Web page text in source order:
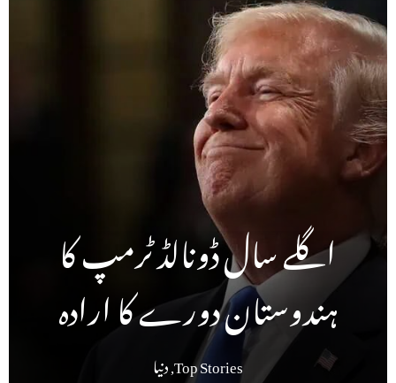
اگلے سال ڈونالڈ ٹرمپ کا
ہندوستان دورے کا ارادہ
Top Stories
,دنیا